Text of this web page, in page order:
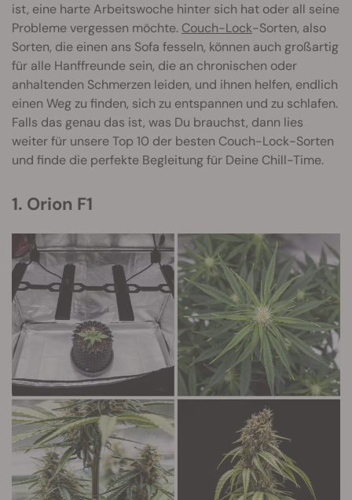
ist, eine harte Arbeitswoche hinter sich hat oder all seine
Probleme vergessen möchte. Couch-Lock-Sorten, also
Sorten, die einen ans Sofa fesseln, können auch großartig
für alle Hanffreunde sein, die an chronischen oder
anhaltenden Schmerzen leiden, und ihnen helfen, endlich
einen Weg zu finden, sich zu entspannen und zu schlafen.
Falls das genau das ist, was Du brauchst, dann lies
weiter für unsere Top 10 der besten Couch-Lock-Sorten
und finde die perfekte Begleitung für Deine Chill-Time.
1. Orion F1